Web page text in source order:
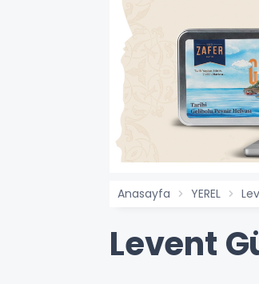
Anasayfa YEREL
Levent